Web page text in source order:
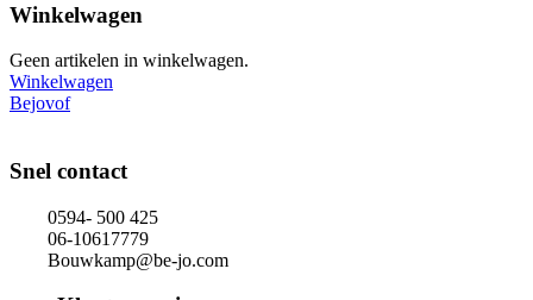
Winkelwagen
Geen artikelen in winkelwagen.
Winkelwagen
Bejovof
Snel contact
0594- 500 425
06-10617779
Bouwkamp@be-jo.com